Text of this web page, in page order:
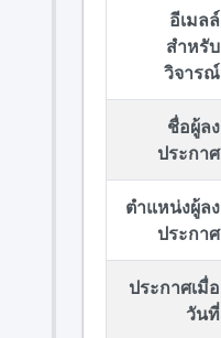
อีเมลล์
สำหรับ
วิจารณ์
ชื่อผู้ลง
ประกาศ
ตำแหน่งผู้ลง
ประกาศ
ประกาศเมื่อ
วันที่